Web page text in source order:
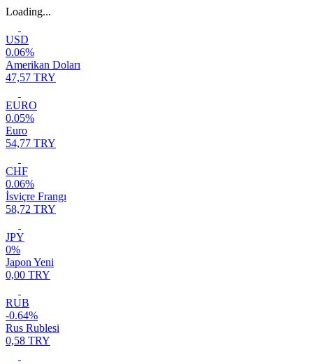
Loading...
USD
0.06%
Amerikan Doları
47,57 TRY
EURO
0.05%
Euro
54,77 TRY
CHF
0.06%
İsviçre Frangı
58,72 TRY
JPY
0%
Japon Yeni
0,00 TRY
RUB
-0.64%
Rus Rublesi
0,58 TRY